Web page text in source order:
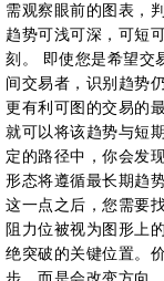
需观察眼前的图表，
趋势可浅可深，可短
刻。 即使您是希望交
间交易者，识别趋势
更有利可图的交易的
就可以将该趋势与短
定的路径中，你会发
形态将遵循最长期趋
这一点之后，您需要
阻力位被视为图形上
绝突破的关键位置。